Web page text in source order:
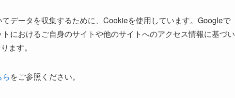
データを収集するために、Cookieを使用しています。Googleで
におけるご自身のサイトや他のサイトへのアクセス情報に基づい
ます。
らをご参照ください。